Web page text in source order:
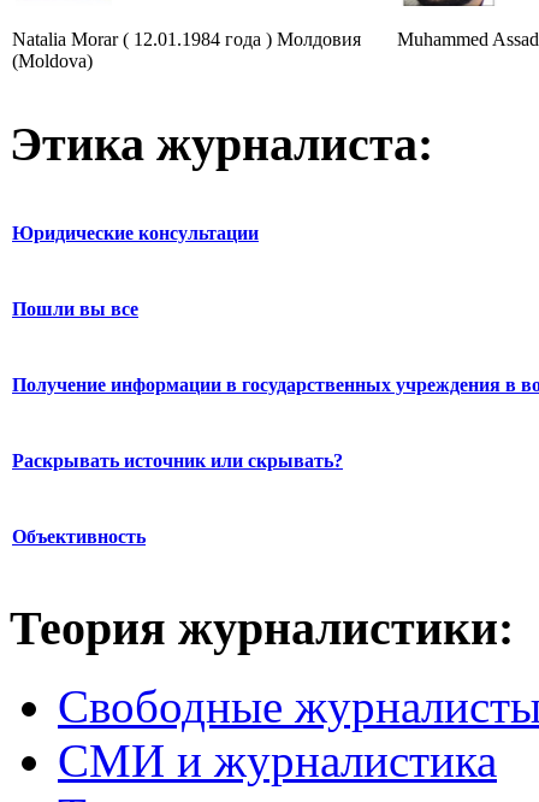
Natalia Morar ( 12.01.1984 года ) Молдовия
(Moldova)
Muhammed
Этика журналиста:
Юридические консультации
Пошли вы все
Получение информации в государственных учреждения в
Раскрывать источник или скрывать?
Объективность
Теория журналистики:
Свободные
СМИ и журналистика